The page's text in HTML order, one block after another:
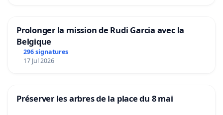
Prolonger la mission de Rudi Garcia avec la
Belgique
296 signatures
17 Jul 2026
Préserver les arbres de la place du 8 mai